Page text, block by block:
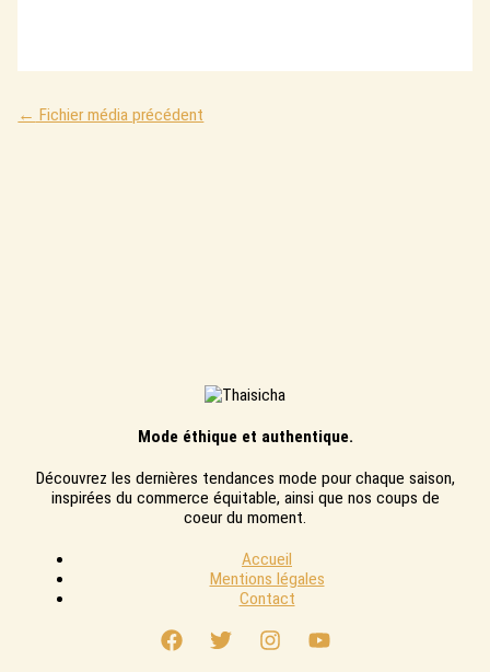
← Fichier média précédent
Mode éthique et authentique.
Découvrez les dernières tendances mode pour chaque saison,
inspirées du commerce équitable, ainsi que nos coups de
coeur du moment.
Accueil
Mentions légales
Contact